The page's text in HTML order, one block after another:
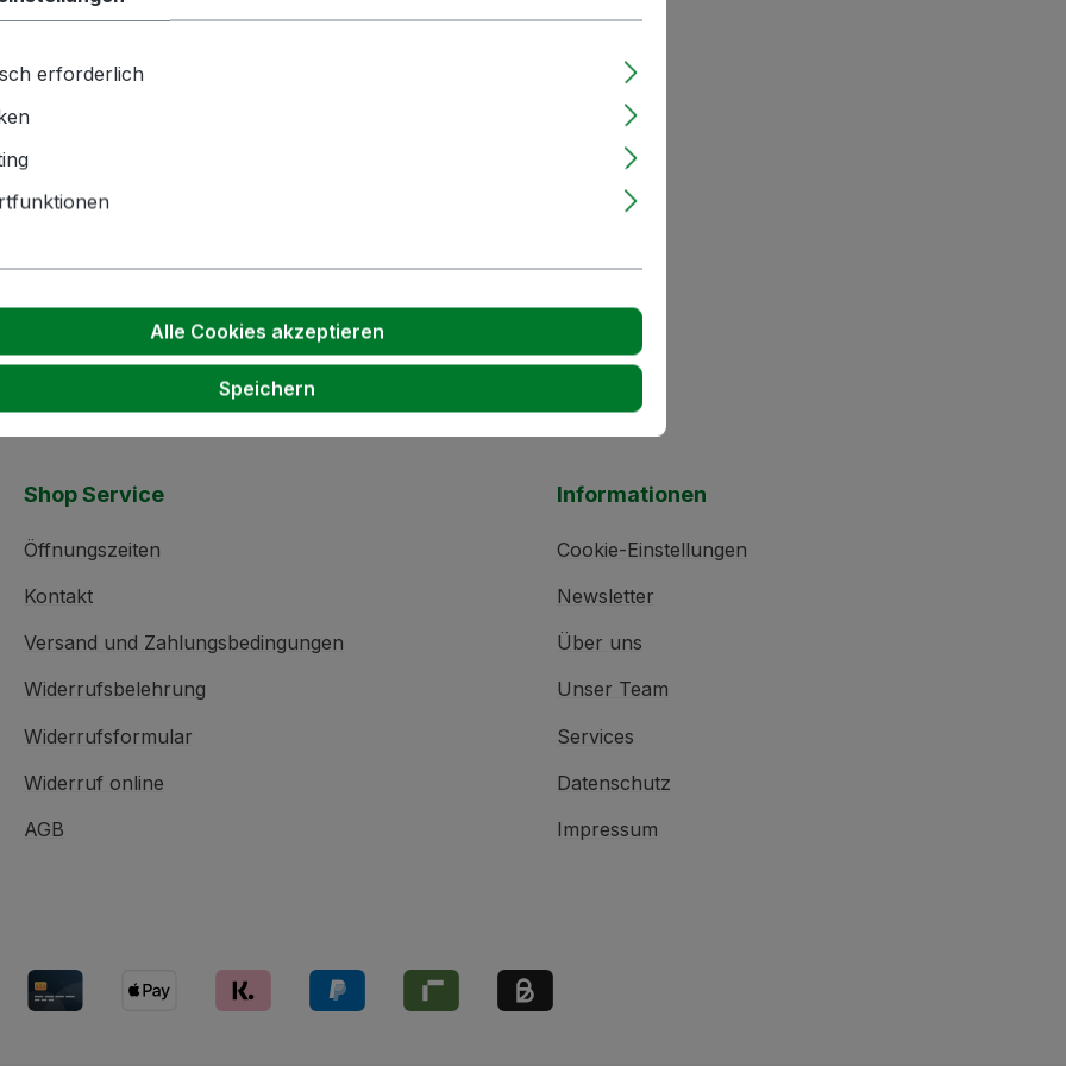
10
GmbH | Zementwerk 3 |
| info(at)bockmeyer.de
Shop Service
Öffnungszeiten
Kontakt
Versand und Zahlungsbedingungen
Widerrufsbelehrung
Widerrufsformular
Widerruf online
AGB
Informationen
Cookie-Einstellungen
Newsletter
Über uns
Unser Team
Services
Datenschutz
Impressum
erforderlich
Alle Cookies akzeptieren
Speichern